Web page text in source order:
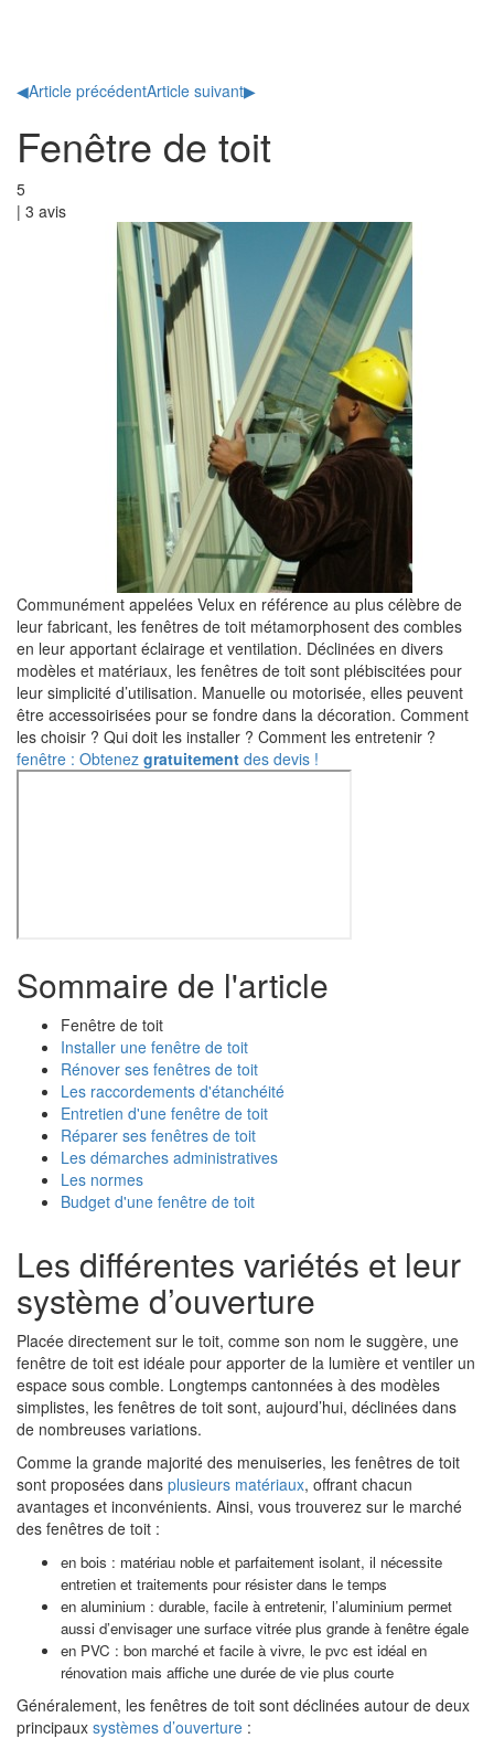
◀Article précédentArticle suivant▶
Fenêtre de toit
5
| 3 avis
Communément appelées Velux en référence au plus célèbre de
leur fabricant, les fenêtres de toit métamorphosent des combles
en leur apportant éclairage et ventilation. Déclinées en divers
modèles et matériaux, les fenêtres de toit sont plébiscitées pour
leur simplicité d’utilisation. Manuelle ou motorisée, elles peuvent
être accessoirisées pour se fondre dans la décoration. Comment
les choisir ? Qui doit les installer ? Comment les entretenir ?
fenêtre : Obtenez gratuitement des devis !
Sommaire de l'article
Fenêtre de toit
Installer une fenêtre de toit
Rénover ses fenêtres de toit
Les raccordements d'étanchéité
Entretien d'une fenêtre de toit
Réparer ses fenêtres de toit
Les démarches administratives
Les normes
Budget d'une fenêtre de toit
Les différentes variétés et leur
système d’ouverture
Placée directement sur le toit, comme son nom le suggère, une
fenêtre de toit est idéale pour apporter de la lumière et ventiler un
espace sous comble. Longtemps cantonnées à des modèles
simplistes, les fenêtres de toit sont, aujourd’hui, déclinées dans
de nombreuses variations.
Comme la grande majorité des menuiseries, les fenêtres de toit
sont proposées dans plusieurs matériaux, offrant chacun
avantages et inconvénients. Ainsi, vous trouverez sur le marché
des fenêtres de toit :
en bois : matériau noble et parfaitement isolant, il nécessite
entretien et traitements pour résister dans le temps
en aluminium : durable, facile à entretenir, l’aluminium permet
aussi d’envisager une surface vitrée plus grande à fenêtre égale
en PVC : bon marché et facile à vivre, le pvc est idéal en
rénovation mais affiche une durée de vie plus courte
Généralement, les fenêtres de toit sont déclinées autour de deux
principaux systèmes d’ouverture :